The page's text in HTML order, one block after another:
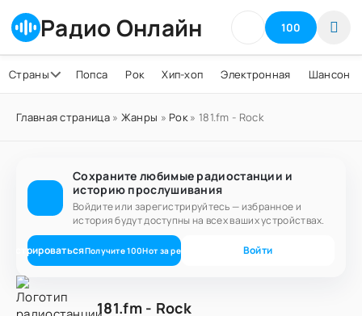
Радио Онлайн 100
Страны Попса Рок Хип-хоп Электронная Шансон
Главная страница» Жанры » Рок» 181.fm - Rock
Сохраните любимые радиостанции и
историю прослушивания
Войдите или зарегистрируйтесь — избранное и
история будут доступны на всех ваших устройствах.
Получите100Нот за регистрацию Войти
181.fm - Rock